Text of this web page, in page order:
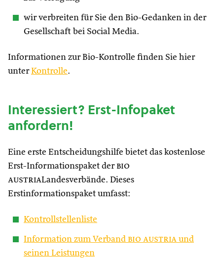
wir verbreiten für Sie den Bio-Gedanken in der
Gesellschaft bei Social Media.
Informationen zur Bio-Kontrolle finden Sie hier
unterKontrolle.
Interessiert? Erst-Infopaket
anfordern!
Eine erste Entscheidungshilfe bietet das kostenlose
Erst-Informationspaket der bio
austriaLandesverbände. Dieses
Erstinformationspaket umfasst:
Kontrollstellenliste
Information zum Verband bio austria und
seinen Leistungen